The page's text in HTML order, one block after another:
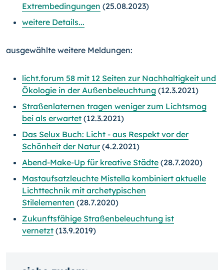
Extrembedingungen (25.08.2023)
weitere Details...
ausgewählte weitere Meldungen:
licht.forum 58 mit 12 Seiten zur Nachhaltigkeit und
Ökologie in der Außenbeleuchtung (12.3.2021)
Straßenlaternen tragen weniger zum Lichtsmog
bei als erwartet (12.3.2021)
Das Selux Buch: Licht - aus Respekt vor der
Schönheit der Natur(4.2.2021)
Abend-Make-Up für kreative Städte (28.7.2020)
Mastaufsatzleuchte Mistella kombiniert aktuelle
Lichttechnik mit archetypischen
Stilelementen (28.7.2020)
Zukunftsfähige Straßenbeleuchtung ist
vernetzt (13.9.2019)